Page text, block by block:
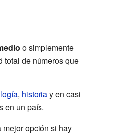
o simplemente
total de números que
, historiay en casi
en un país.
mejor opción si hay